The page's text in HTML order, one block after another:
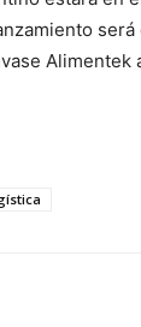
Alimentek